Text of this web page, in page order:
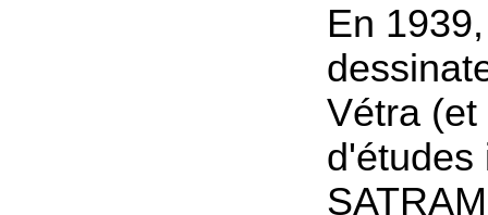
En
Vétra
d'études